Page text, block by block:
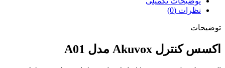
نظرات (0)
توضیحات
اکسس کنترل Akuvox مدل A01